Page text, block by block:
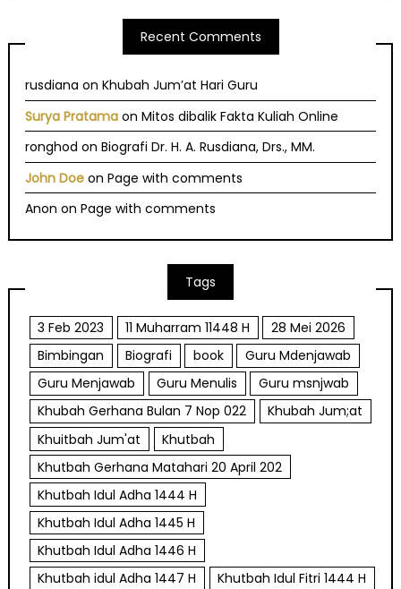
Recent Comments
rusdiana onKhubah Jum’at Hari Guru
Surya Pratama onMitos dibalik Fakta Kuliah Online
ronghod onBiografi Dr. H. A. Rusdiana, Drs., MM.
John Doe onPage with comments
Anon onPage with comments
Tags
3 Feb 2023 11 Muharram 11448 H
28 Mei 2026
Bimbingan
Biografi book
Guru Mdenjawab
Guru Menjawab
Guru Menulis
Guru msnjwab
Khubah Gerhana Bulan 7 Nop 022
Khubah Jum;at
Khuitbah Jum'at
Khutbah
Khutbah Gerhana Matahari 20 April 202
Khutbah Idul Adha 1444 H
Khutbah Idul Adha 1445 H
Khutbah Idul Adha 1446 H
Khutbah idul Adha 1447 H
Khutbah Idul Fitri 1444 H